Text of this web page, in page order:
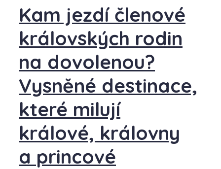
Kam jezdí členové
královských rodin
na dovolenou?
Vysněné destinace,
které milují
králové, královny
a princové